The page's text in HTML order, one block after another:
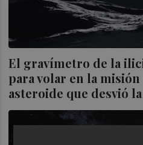
El gravímetro de la
para volar en la misión
asteroide que desvió la